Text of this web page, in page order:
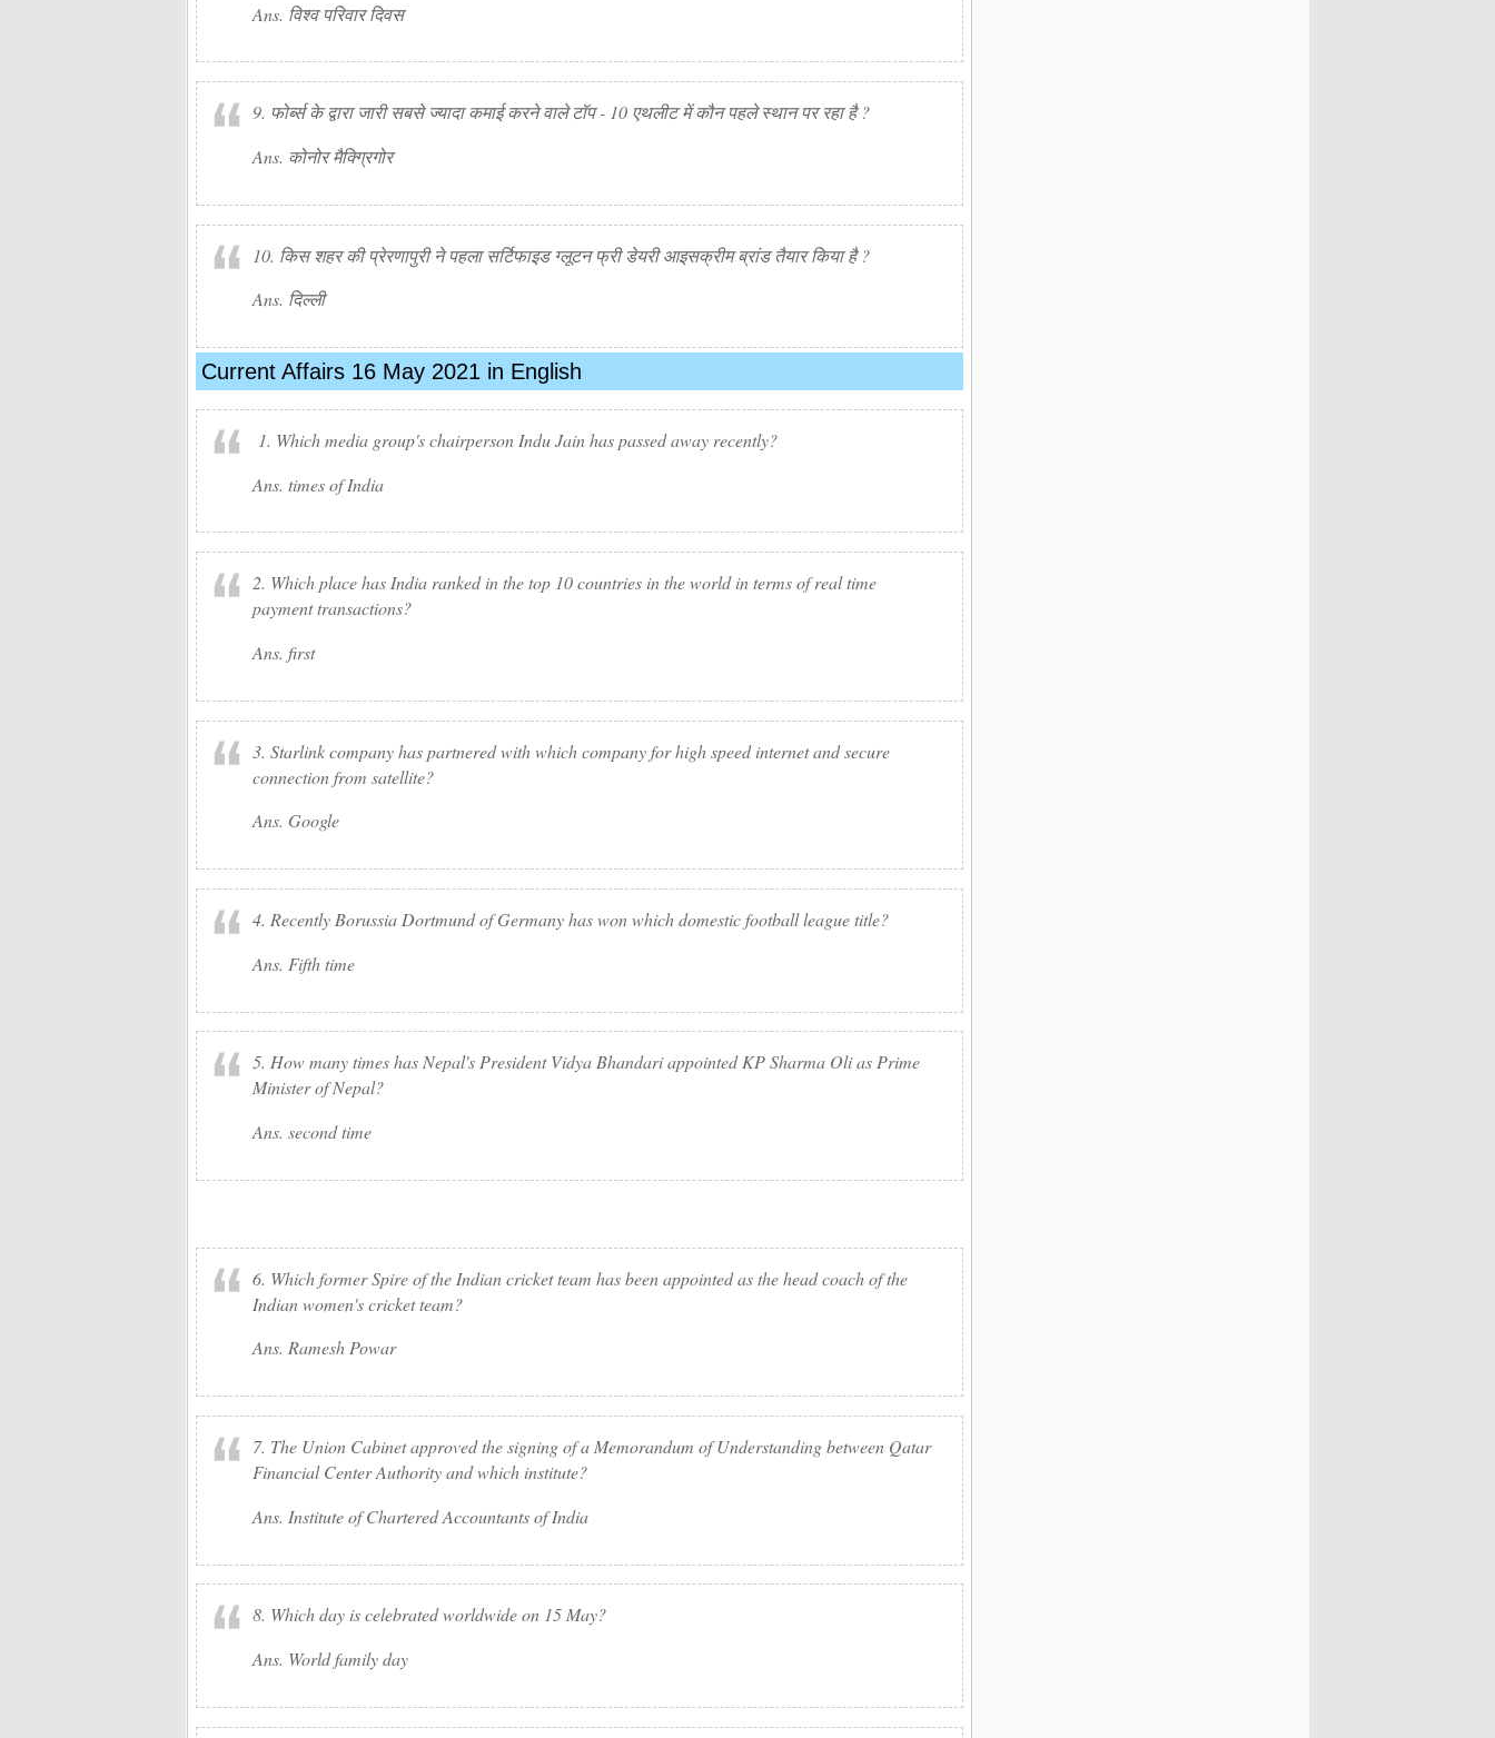
Ans. विश्व परिवार दिवस
9. फोर्ब्स के द्वारा जारी सबसे ज्यादा कमाई करने वाले टॉप - 10 एथलीट में कौन पहले स्थान पर रहा है ?
Ans. कोनोर मैक्ग्रिगोर
10. किस शहर की प्रेरणापुरी ने पहला सर्टिफाइड ग्लूटन फ्री डेयरी आइसक्रीम ब्रांड तैयार किया है ?
Ans. दिल्ली
Current Affairs 16 May 2021 in English
1. Which media group's chairperson Indu Jain has passed away recently?
Ans. times of India
2. Which place has India ranked in the top 10 countries in the world in terms of real time
payment transactions?
Ans. first
3. Starlink company has partnered with which company for high speed internet and secure
connection from satellite?
Ans. Google
4. Recently Borussia Dortmund of Germany has won which domestic football league title?
Ans. Fifth time
5. How many times has Nepal's President Vidya Bhandari appointed KP Sharma Oli as Prime
Minister of Nepal?
Ans. second time
6. Which former Spire of the Indian cricket team has been appointed as the head coach of the
Indian women's cricket team?
Ans. Ramesh Powar
7. The Union Cabinet approved the signing of a Memorandum of Understanding between Qatar
Financial Center Authority and which institute?
Ans. Institute of Chartered Accountants of India
8. Which day is celebrated worldwide on 15 May?
Ans. World family day